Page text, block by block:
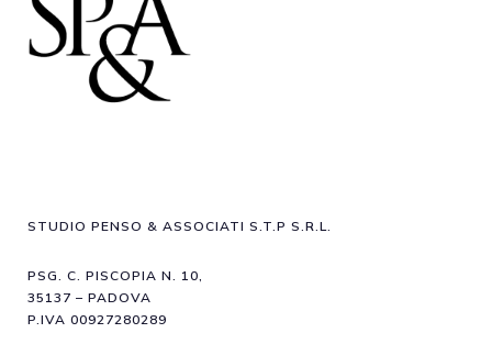
STUDIO PENSO & ASSOCIATI S.T.P S.R.L.
PSG. C. PISCOPIA N. 10,
35137 – PADOVA
P.IVA 00927280289